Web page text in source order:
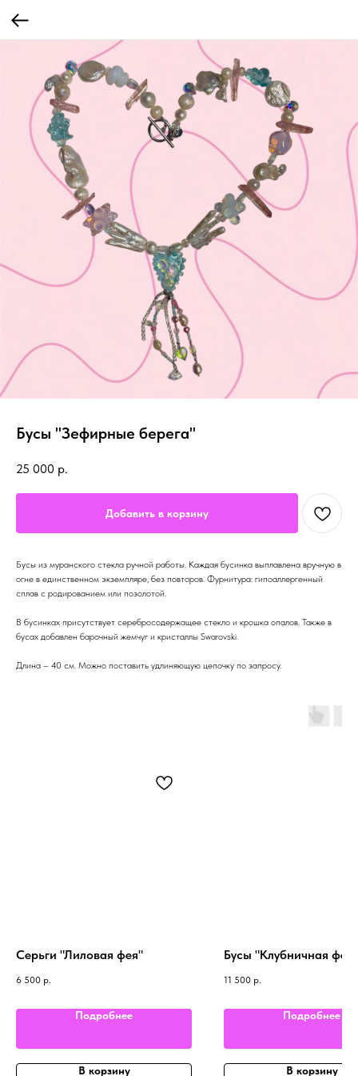
Бусы "Зефирные берега"
25 000 р.
Добавить в корзину
Бусы из муранского стекла ручной работы. Каждая бусинка выплавлена вручную в
огне в единственном экземпляре, без повторов. Фурнитура: гипоаллергенный
сплав с родированием или позолотой.
В бусинках присутствует серебросодержащее стекло и крошка опалов. Также в
бусах добавлен барочный жемчуг и кристаллы Swarovski.
Длина – 40 см. Можно поставить удлиняющую цепочку по запросу.
Серьги "Лиловая фея"
6 500 р.
Подробнее
В корзину
Бусы "Клубничная фея"
11 500 р.
Подробнее
В корзину